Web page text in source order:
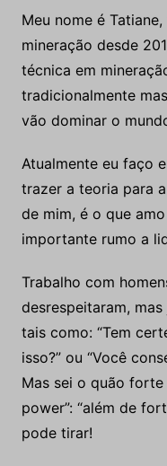
Meu nome é
mineração desde
técnica em
tradicionalmente
vão dominar o
Atualmente eu faço
trazer a teoria para
de mim, é o que
importante rumo a
Trabalho com
desrespeitaram,
tais como: “Tem
isso?” ou “Você
Mas sei o quão
power”: “além de
pode tirar!